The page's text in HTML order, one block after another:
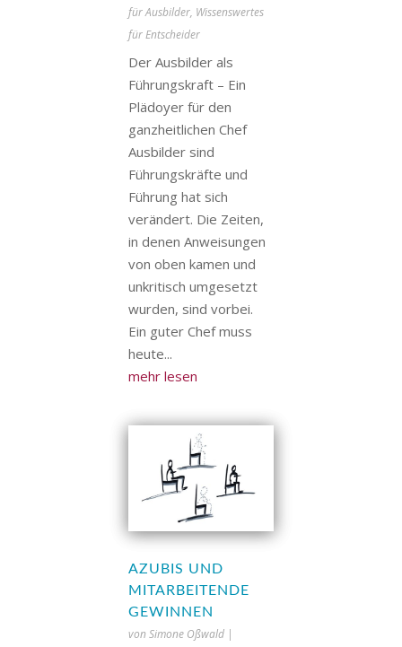
für Ausbilder, Wissenswertes
für Entscheider
Der Ausbilder als
Führungskraft – Ein
Plädoyer für den
ganzheitlichen Chef
Ausbilder sind
Führungskräfte und
Führung hat sich
verändert. Die Zeiten,
in denen Anweisungen
von oben kamen und
unkritisch umgesetzt
wurden, sind vorbei.
Ein guter Chef muss
heute...
mehr lesen
AZUBIS UND
MITARBEITENDE
GEWINNEN
von Simone Oßwald|